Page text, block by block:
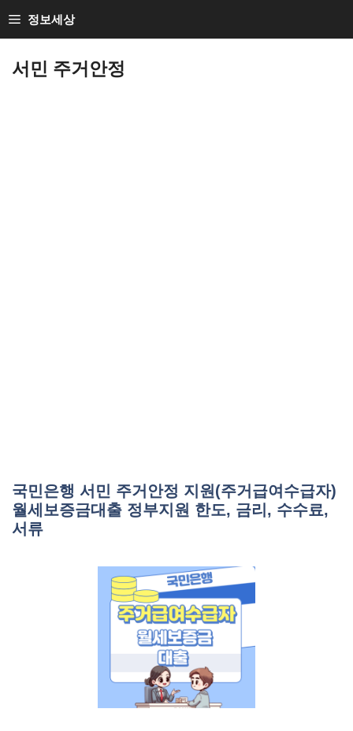
to
정보세상
서민 주거안정
국민은행 서민 주거안정 지원(주거급여수급자)
월세보증금대출 정부지원 한도, 금리, 수수료,
서류